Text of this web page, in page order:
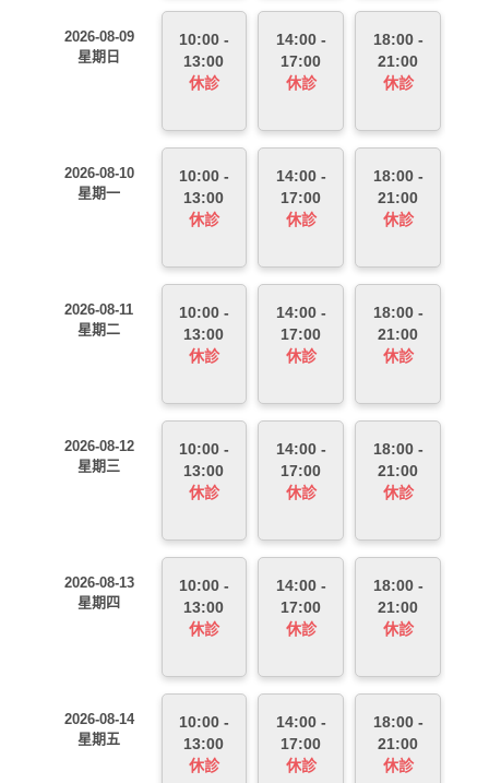
2026-08-09
星期日
10:00 -
13:00
休診
14:00 -
17:00
休診
18:00 -
21:00
休診
2026-08-10
星期一
10:00 -
13:00
休診
14:00 -
17:00
休診
18:00 -
21:00
休診
2026-08-11
星期二
10:00 -
13:00
休診
14:00 -
17:00
休診
18:00 -
21:00
休診
2026-08-12
星期三
10:00 -
13:00
休診
14:00 -
17:00
休診
18:00 -
21:00
休診
2026-08-13
星期四
10:00 -
13:00
休診
14:00 -
17:00
休診
18:00 -
21:00
休診
2026-08-14
星期五
10:00 -
13:00
休診
14:00 -
17:00
休診
18:00 -
21:00
休診